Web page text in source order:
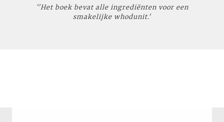
''Het boek bevat alle ingrediënten voor een
smakelijke whodunit.'